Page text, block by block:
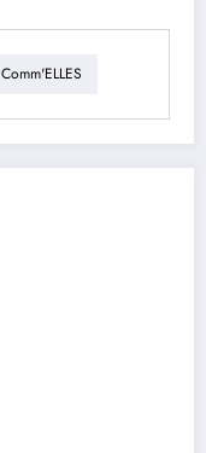
Comm'ELLES